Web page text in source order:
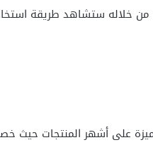
من خلاله ستشاهد طريقة
على أشهر المنتجات حيث